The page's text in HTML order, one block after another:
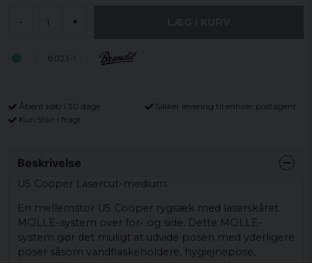
- +
8023-1
Åbent køb i 30 dage
Sikker levering til enhver postagent
Kun 59kr i fragt
Beskrivelse
US Cooper Lasercut-medium.
En mellemstor US Cooper rygsæk med laserskåret
MOLLE-system over for- og side. Dette MOLLE-
system gør det muligt at udvide posen med yderligere
poser såsom vandflaskeholdere, hygiejnepose,